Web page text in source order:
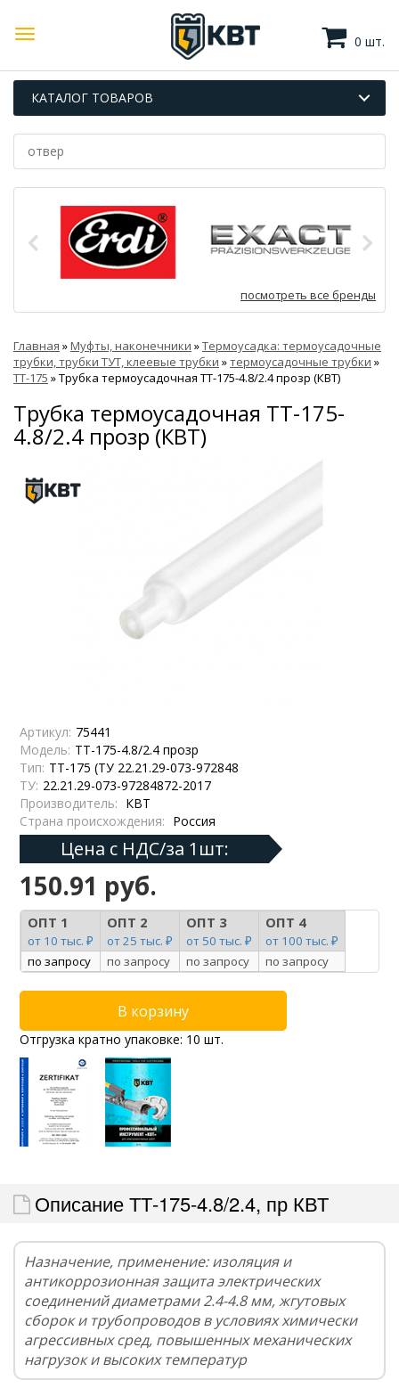
0 шт.
КАТАЛОГ ТОВАРОВ
посмотреть все бренды
Главная »Муфты, наконечники »Термоусадка: термоусадочные
трубки, трубки ТУТ, клеевые трубки »термоусадочные трубки »
ТТ-175 »Трубка термоусадочная ТТ-175-4.8/2.4 прозр (КВТ)
Трубка термоусадочная ТТ-175-
4.8/2.4 прозр (КВТ)
Артикул: 75441
Модель: ТТ-175-4.8/2.4 прозр
Тип: ТТ-175 (ТУ 22.21.29-073-972848
ТУ: 22.21.29-073-97284872-2017
Производитель: КВТ
Страна происхождения: Россия
Цена с НДС/за 1шт:
150.91 руб.
ОПТ 1
от 10 тыс. ₽
ОПТ 2
от 25 тыс. ₽
ОПТ 3
от 50 тыс. ₽
ОПТ 4
от 100 тыс. ₽
по запросу
по запросу по запросу по запросу
Отгрузка кратно упаковке: 10 шт.
Описание ТТ-175-4.8/2.4, пр КВТ
Назначение, применение: изоляция и
антикоррозионная защита электрических
соединений диаметрами 2.4-4.8 мм, жгутовых
сборок и трубопроводов в условиях химически
агрессивных сред, повышенных механических
нагрузок и высоких температур